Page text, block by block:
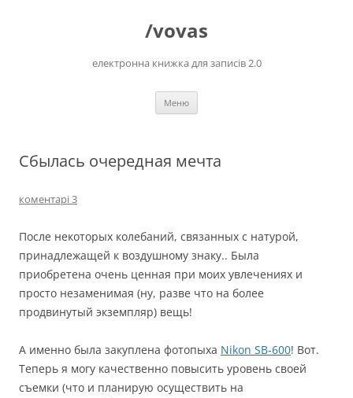
/vovas
електронна книжка для записів 2.0
Меню
Сбылась очередная мечта
коментарі 3
После некоторых колебаний, связанных с натурой,
принадлежащей к воздушному знаку.. Была
приобретена очень ценная при моих увлечениях и
просто незаменимая (ну, разве что на более
продвинутый экземпляр) вещь!
А именно была закуплена фотопыха Nikon SB-600! Вот.
Теперь я могу качественно повысить уровень своей
съемки (что и планирую осуществить на